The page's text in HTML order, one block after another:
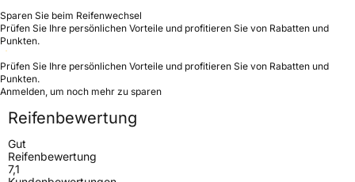
Sparen Sie beim Reifenwechsel
Prüfen Sie Ihre persönlichen Vorteile und profitieren Sie von Rabatten und
Punkten.
Prüfen Sie Ihre persönlichen Vorteile und profitieren Sie von Rabatten und
Punkten.
Anmelden, um noch mehr zu sparen
Reifenbewertung
Gut
Reifenbewertung
7,1